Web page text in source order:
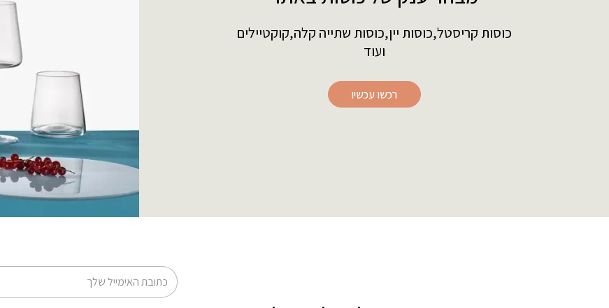
כוסות קריסטל,כוסות יין,כוסות שתייה קלה,קוקטיילים
ועוד
רכשו עכשיו
דוא׳׳ל